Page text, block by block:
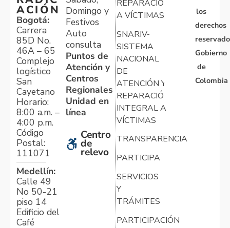
ACIÓN
Bogotá:
Carrera
85D No.
46A – 65
Complejo
logístico
San
Cayetano
Horario:
8:00 a.m. –
4:00 p.m.
Código
Postal:
111071
Medellín:
Calle 49
No 50-21
piso 14
Edificio del
Café
Domingo y
Festivos
Auto
consulta
Puntos de
Atención y
Centros
Regionales
Unidad en
línea
Centro
de
relevo
REPARACIÓN
A VÍCTIMAS
SNARIV-
SISTEMA
NACIONAL
DE
ATENCIÓN Y
REPARACIÓN
INTEGRAL A
VÍCTIMAS
TRANSPARENCIA
PARTICIPA
SERVICIOS
Y
TRÁMITES
PARTICIPACIÓN
los
derechos
Gobierno
de
Colombia